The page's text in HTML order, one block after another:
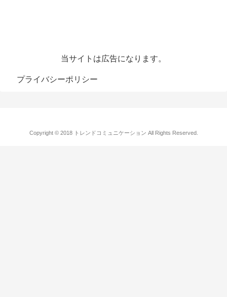
当サイトは広告になります。
プライバシーポリシー
Copyright © 2018 トレンドコミュニケーション All Rights Reserved.